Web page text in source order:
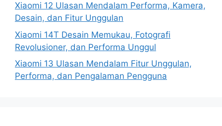
Xiaomi 12 Ulasan Mendalam Performa, Kamera,
Desain, dan Fitur Unggulan
Xiaomi 14T Desain Memukau, Fotografi
Revolusioner, dan Performa Unggul
Xiaomi 13 Ulasan Mendalam Fitur Unggulan,
Performa, dan Pengalaman Pengguna